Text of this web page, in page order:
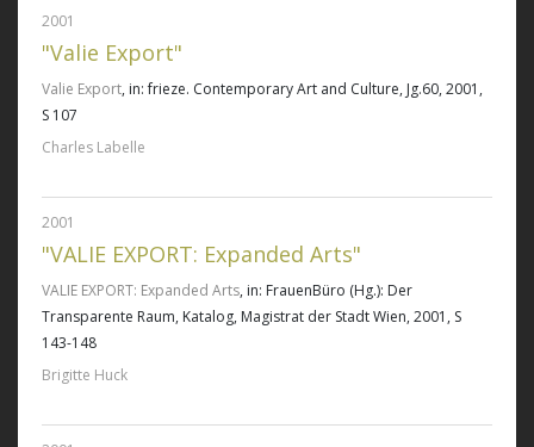
2001
"Valie Export"
Valie Export, in: frieze. Contemporary Art and Culture, Jg.60, 2001,
S 107
Charles Labelle
2001
"VALIE EXPORT: Expanded Arts"
VALIE EXPORT: Expanded Arts, in: FrauenBüro (Hg.): Der
Transparente Raum, Katalog, Magistrat der Stadt Wien, 2001, S
143-148
Brigitte Huck